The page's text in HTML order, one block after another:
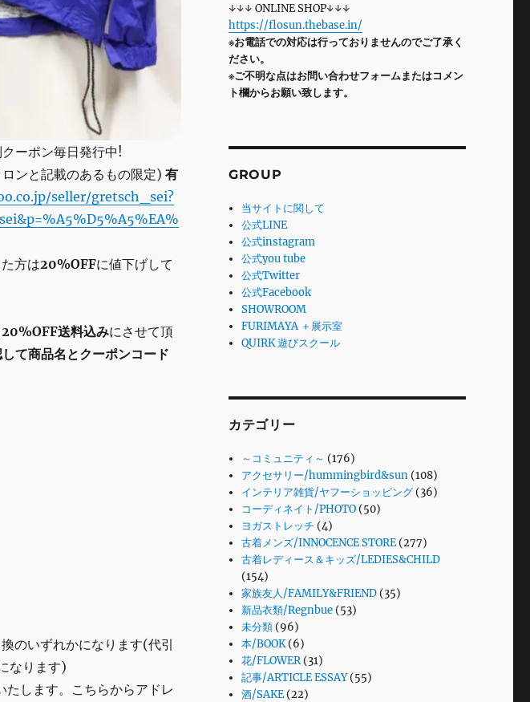
ーポン毎日発行中!
ンと記載のあるもの限定) 有
seller/gretsch_sei?
方は20%OFFに値下げして
送料込みにさせて頂
て商品名とクーポンコード
のいずれかになります(代引
なります)
します。こちらからアドレ
↓↓↓ ONLINE SHOP↓↓↓
https://flosun.thebase.in/
※お電話での対応は行っておりませんのでご了承く
ださい。
※ご不明な点はお問い合わせフォームまたはコメン
ト欄からお願い致します。
GROUP
当サイトに関して
公式LINE
公式instagram
公式you tube
公式Twitter
公式Facebook
SHOWROOM
FURIMAYA ＋展示室
QUIRK 遊びスクール
カテゴリー
～コミュニティ～ (176)
アクセサリー/hummingbird&sun (108)
インテリア雑貨/ヤフーショッピング (36)
コーディネイト/PHOTO (50)
ヨガストレッチ (4)
古着メンズ/INNOCENCE STORE (277)
古着レディース＆キッズ/LEDIES&CHILD
(154)
家族友人/FAMILY&FRIEND (35)
新品衣類/Regnbue (53)
未分類 (96)
本/BOOK(6)
花/FLOWER(31)
記事/ARTICLE ESSAY(55)
酒/SAKE (22)